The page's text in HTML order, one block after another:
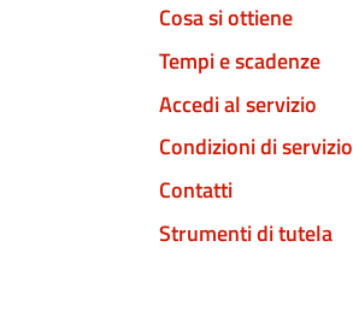
Cosa si ottiene
Tempi e scadenze
Accedi al servizio
Condizioni di servizio
Contatti
Strumenti di tutela